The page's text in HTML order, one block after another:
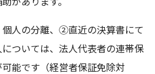
があります。
人の分離、②直近の決算書にて
ついては、法人代表者の連帯保
能です（経営者保証免除対